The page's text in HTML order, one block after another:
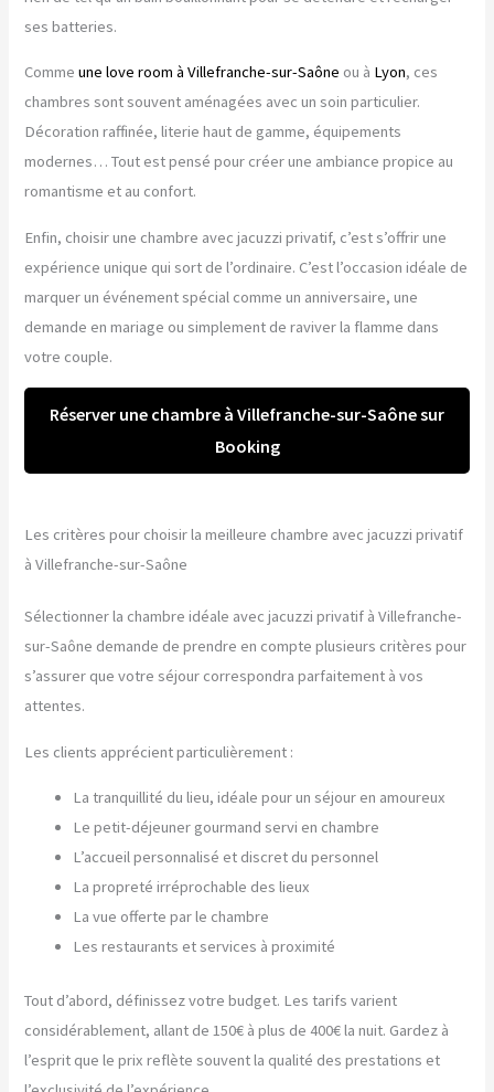
ses batteries.
Comme une love room à Villefranche-sur-Saône ou à Lyon, ces
chambres sont souvent aménagées avec un soin particulier.
Décoration raffinée, literie haut de gamme, équipements
modernes… Tout est pensé pour créer une ambiance propice au
romantisme et au confort.
Enfin, choisir une chambre avec jacuzzi privatif, c’est s’offrir une
expérience unique qui sort de l’ordinaire. C’est l’occasion idéale de
marquer un événement spécial comme un anniversaire, une
demande en mariage ou simplement de raviver la flamme dans
votre couple.
Réserver une chambre à Villefranche-sur-Saône sur
Booking
Les critères pour choisir la meilleure chambre avec jacuzzi privatif
à Villefranche-sur-Saône
Sélectionner la chambre idéale avec jacuzzi privatif à Villefranche-
sur-Saône demande de prendre en compte plusieurs critères pour
s’assurer que votre séjour correspondra parfaitement à vos
attentes.
Les clients apprécient particulièrement :
La tranquillité du lieu, idéale pour un séjour en amoureux
Le petit-déjeuner gourmand servi en chambre
L’accueil personnalisé et discret du personnel
La propreté irréprochable des lieux
La vue offerte par le chambre
Les restaurants et services à proximité
Tout d’abord, définissez votre budget. Les tarifs varient
considérablement, allant de 150€ à plus de 400€ la nuit. Gardez à
l’esprit que le prix reflète souvent la qualité des prestations et